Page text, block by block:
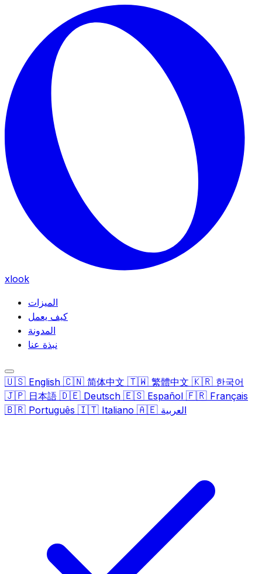
Skip to main content
xlook
الميزات
كيف يعمل
المدونة
نبذة عنا
🇺🇸 English 🇨🇳 简体中文 🇹🇼 繁體中文 🇰🇷 한국어
🇯🇵 日本語 🇩🇪 Deutsch 🇪🇸 Español 🇫🇷 Français
🇧🇷 Português 🇮🇹 Italiano 🇦🇪 العربية